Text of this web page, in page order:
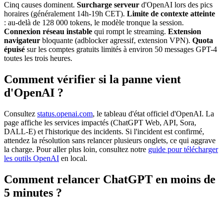
Cinq causes dominent. Surcharge serveur d'OpenAI lors des pics
horaires (généralement 14h-19h CET). Limite de contexte atteinte
: au-delà de 128 000 tokens, le modèle tronque la session.
Connexion réseau instable qui rompt le streaming. Extension
navigateur bloquante (adblocker agressif, extension VPN). Quota
épuisé sur les comptes gratuits limités à environ 50 messages GPT-4
toutes les trois heures.
Comment vérifier si la panne vient
d'OpenAI ?
Consultez status.openai.com, le tableau d'état officiel d'OpenAI. La
page affiche les services impactés (ChatGPT Web, API, Sora,
DALL-E) et l'historique des incidents. Si l'incident est confirmé,
attendez la résolution sans relancer plusieurs onglets, ce qui aggrave
la charge. Pour aller plus loin, consultez notre guide pour télécharger
les outils OpenAI en local.
Comment relancer ChatGPT en moins de
5 minutes ?